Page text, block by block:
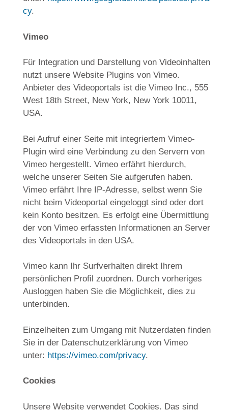
cy.
Vimeo
Für Integration und Darstellung von Videoinhalten
nutzt unsere Website Plugins von Vimeo.
Anbieter des Videoportals ist die Vimeo Inc., 555
West 18th Street, New York, New York 10011,
USA.
Bei Aufruf einer Seite mit integriertem Vimeo-
Plugin wird eine Verbindung zu den Servern von
Vimeo hergestellt. Vimeo erfährt hierdurch,
welche unserer Seiten Sie aufgerufen haben.
Vimeo erfährt Ihre IP-Adresse, selbst wenn Sie
nicht beim Videoportal eingeloggt sind oder dort
kein Konto besitzen. Es erfolgt eine Übermittlung
der von Vimeo erfassten Informationen an Server
des Videoportals in den USA.
Vimeo kann Ihr Surfverhalten direkt Ihrem
persönlichen Profil zuordnen. Durch vorheriges
Ausloggen haben Sie die Möglichkeit, dies zu
unterbinden.
Einzelheiten zum Umgang mit Nutzerdaten finden
Sie in der Datenschutzerklärung von Vimeo
unter: https://vimeo.com/privacy.
Cookies
Unsere Website verwendet Cookies. Das sind